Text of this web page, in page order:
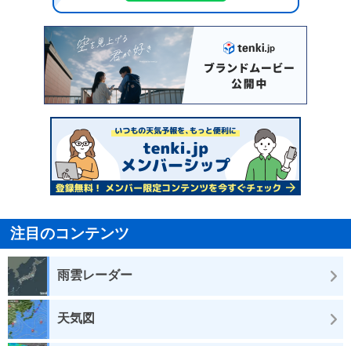
注目のコンテンツ
雨雲レーダー
天気図